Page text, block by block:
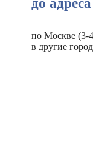
до адреса
по Москве (3-
в другие